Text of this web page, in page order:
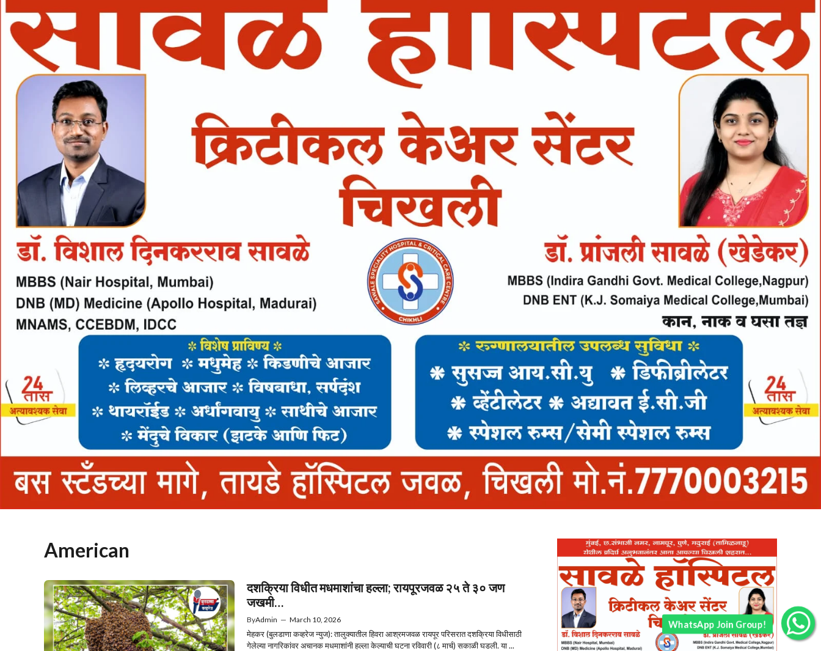
American
दशक्रिया विधीत मधमाशांचा हल्ला; रायपूरजवळ २५ ते ३० जण
जखमी…
ByAdmin — March 10, 2026
मेहकर (बुलडाणा कव्हरेज न्युज): तालुक्यातील हिवरा आश्रमजवळ रायपूर परिसरात दशक्रिया विधीसाठी
गेलेल्या नागरिकांवर अचानक मधमाशांनी हल्ला केल्याची घटना रविवारी (८ मार्च) सकाळी घडली. या ...
WhatsApp Join Group!